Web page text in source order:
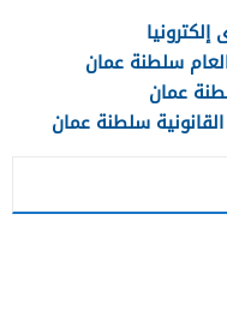
سلطنة عمان
عمان
سلطنة عمان